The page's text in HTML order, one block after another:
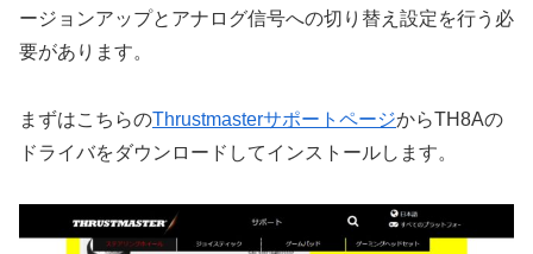
ージョンアップとアナログ信号への切り替え設定を行う必
要があります。
まずはこちらのThrustmasterサポートページからTH8Aの
ドライバをダウンロードしてインストールします。